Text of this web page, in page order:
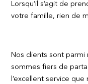
Lorsqu’il s’agit de
votre famille, rien de
Nos clients sont parmi
sommes fiers de
l’excellent service que